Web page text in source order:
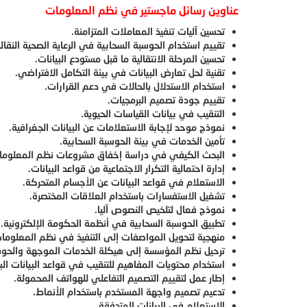
عناوين رسائل ماجستير في نظم المعلومات
تحسين آليات تنفيذ المعاملات المتزامنة.
تقييم استخدام الحوسبة السحابية في الرعاية الصحية
تحسين المرحلة الانتقالية ما قبل مستودع البيانات.
تقنية لحل تعارض البيانات في بيئة التكامل الافتراضي.
استخدام الاستدلال بالحالات في دعم القرارات.
تقييم جودة تصميم البرمجيات.
التنقيب في بيانات القياسات الحيوية.
نموذج موحد لإجابة الاستعلامات عن البيانات الجغرافية.
تأمين الخدمات في بيئة الحوسبة السحابية.
البحث الكيفي في دراسة إخفاق مشروعات نظم
إدارة احتمالية التكرار الاجتماعية من قواعد البيانات.
الاستعلام في قواعد البيانات عن الأجسام المتحركة.
تشغيل الاستفسارات باستخدام العلاقات المختصرة.
نموذج فعال لتلخيص النصوص آليا.
تطبيق الحوسبة السحابية في أنظمة الحكومة الإلكترونية.
منهجية لتحويل المواصفات إلى التنفيذ في نظم
ترحيل نظم المؤسسة إلى هيكلة الخدمات الموجهة
استخدام محتويات المفاهيم للتنقيب في قواعد البيانات
إطار عمل لتقييم التصميم التفاعلي للهواتف المحمولة.
تدعيم تصميم واجهة المستخدم باستخدام الأنماط.